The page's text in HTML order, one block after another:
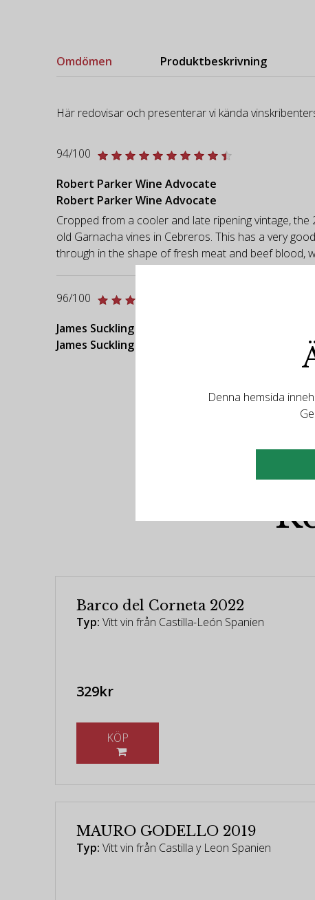
Omdömen Produktbeskrivning
Här redovisar och presenterar vi kända
94/100
Robert Parker Wine Advocate
Robert Parker Wine Advocate
Cropped from a cooler and late ripening vintage,
old Garnacha vines in Cebreros. This has a very
through in the shape of fresh meat and beef blood,
96/100
James Suckling
James Suckling
Barco del Corneta 2022
Typ: Vitt vin från Castilla-León Spanien
329kr
MAURO GODELLO 2019
Typ: Vitt vin från Castilla y Leon Spanien
Denna hemsida